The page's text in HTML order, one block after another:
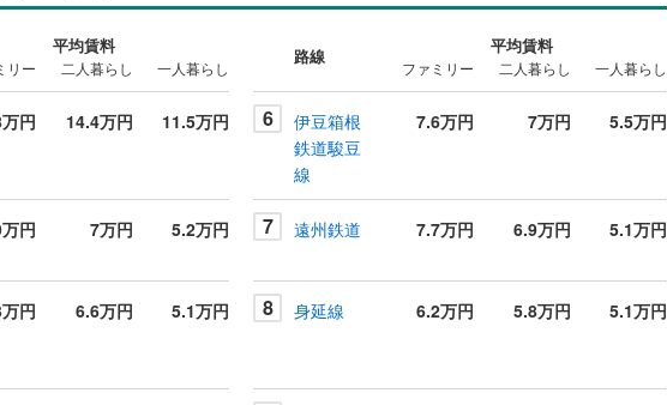
平均賃料
リー 二人暮らし 一人暮らし
路線 平均賃料
ファミリー 二人暮らし 一人暮らし
円 14.4万円 11.5万円
円 7万円 5.2万円
円 6.6万円 5.1万円
6
伊豆箱根
鉄道駿豆
線
7.6万円 7万円 5.5万円
7 遠州鉄道 7.7万円 6.9万円 5.1万円
8 身延線 6.2万円 5.8万円 5.1万円